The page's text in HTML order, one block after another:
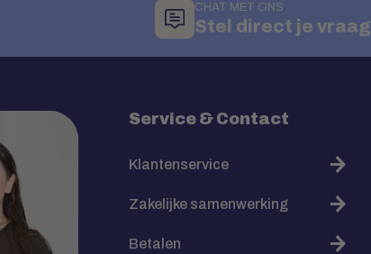
CHAT MET ONS
Stel direct je vraag
Service & Contact
Klantenservice
Zakelijke samenwerking
Betalen